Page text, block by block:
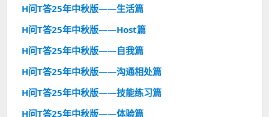
H问T答25年中秋版——生活篇
H问T答25年中秋版——Host篇
H问T答25年中秋版——自我篇
H问T答25年中秋版——沟通相处篇
H问T答25年中秋版——技能练习篇
H问T答25年中秋版——体验篇